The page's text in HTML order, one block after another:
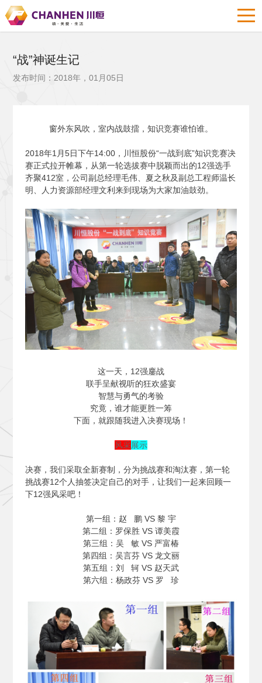
“战”神诞生记
发布时间：2018年，01月05日
窗外东风吹，室内战鼓擂，知识竞赛谁怕谁。
2018年1月5日下午14:00，川恒股份“一战到底”知识竞赛决
赛正式拉开帷幕，从第一轮选拔赛中脱颖而出的12强选手
齐聚412室，公司副总经理毛伟、夏之秋及副总工程师温长
明、人力资源部经理文利来到现场为大家加油鼓劲。
这一天，12强鏖战
联手呈献视听的狂欢盛宴
智慧与勇气的考验
究竟，谁才能更胜一筹
下面，就跟随我进入决赛现场！
风采展示
决赛，我们采取全新赛制，分为挑战赛和淘汰赛，第一轮
挑战赛12个人抽签决定自己的对手，让我们一起来回顾一
下12强风采吧！
第一组：赵 鹏 VS 黎 宇
第二组：罗保胜 VS 谭美霞
第三组：吴 敏 VS 严富椿
第四组：吴言芬 VS 龙文丽
第五组：刘 轲 VS 赵天武
第六组：杨政芬 VS 罗 珍